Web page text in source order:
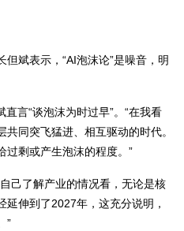
斌表示，“AI泡沫论”是噪音，明
言“谈泡沫为时过早”。“在我看
同突飞猛进、相互驱动的时代。
过剩或产生泡沫的程度。”
己了解产业的情况看，无论是核
伸到了2027年，这充分说明，
”